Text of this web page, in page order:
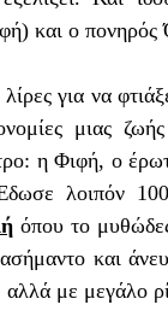
και ο πονηρός
για να
μιας
η Φιφή, ο
όπου το
και
με μεγάλο